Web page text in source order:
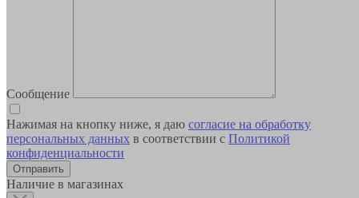
Сообщение
Нажимая на кнопку ниже, я даю согласие на обработку
персональных данных в соответствии с Политикой
конфиденциальности
Наличие в магазинах